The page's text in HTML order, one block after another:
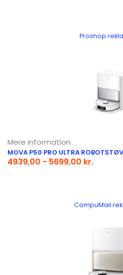
Proshop
Mere information
MOVA P50 PRO ULTRA
4939,00 - 5699,00 kr.
CompuMail